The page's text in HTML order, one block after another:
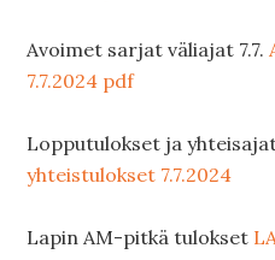
Avoimet sarjat väliajat 7.7.
7.7.2024 pdf
Lopputulokset ja
yhteistulokset 7.7.2024
Lapin AM-pitkä tulokset